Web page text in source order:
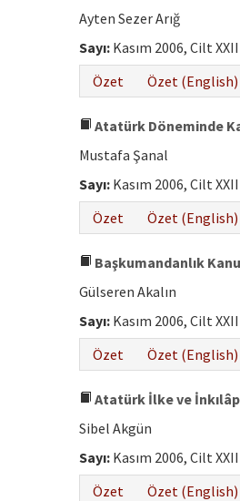
Ayten Sezer Arığ
Sayı: Kasım 2006, Cilt
Özet
Özet (English)
Atatürk Döneminde
Mustafa Şanal
Sayı: Kasım 2006, Cilt
Özet
Özet (English)
Başkumandanlık
Gülseren Akalın
Sayı: Kasım 2006, Cilt
Özet
Özet (English)
Atatürk İlke ve
Sibel Akgün
Sayı: Kasım 2006, Cilt
Özet
Özet (English)